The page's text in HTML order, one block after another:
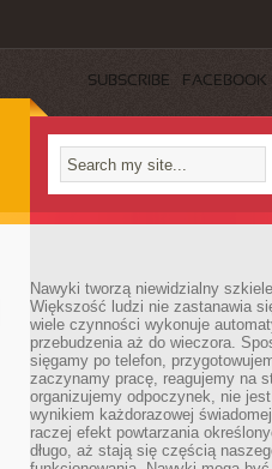
SUBSCRIBE FACEBOOK
Nawyki tworzą niewidzialny
Większość ludzi nie zastanawia
wiele czynności wykonuje
przebudzenia aż do wieczora.
sięgamy po telefon,
zaczynamy pracę, reagujemy na
organizujemy odpoczynek, nie
wynikiem każdorazowej
raczej efekt powtarzania
długo, aż stają się częścią